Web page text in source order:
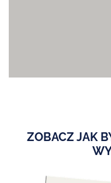
ZOBACZ JAK